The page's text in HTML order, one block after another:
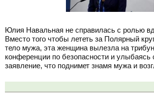
Юлия Навальная не справилась с ролью
Вместо того чтобы лететь за Полярный
тело мужа, эта женщина вылезла на
конференции по безопасности и улыбаясь
заявление, что поднимет знамя мужа и